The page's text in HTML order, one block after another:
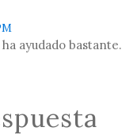
ayudado bastante.